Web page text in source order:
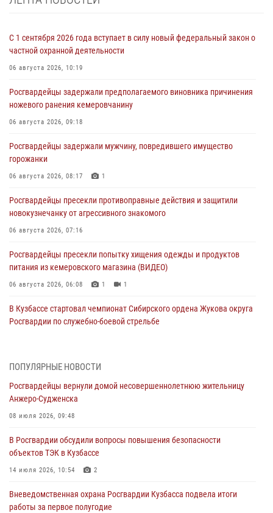
С 1 сентября 2026 года вступает в силу новый федеральный закон о
частной охранной деятельности
06 августа 2026, 10:19
Росгвардейцы задержали предполагаемого виновника причинения
ножевого ранения кемеровчанину
06 августа 2026, 09:18
Росгвардейцы задержали мужчину, повредившего имущество
горожанки
06 августа 2026, 08:17 1
Росгвардейцы пресекли противоправные действия и защитили
новокузнечанку от агрессивного знакомого
06 августа 2026, 07:16
Росгвардейцы пресекли попытку хищения одежды и продуктов
питания из кемеровского магазина (ВИДЕО)
06 августа 2026, 06:08 1 1
В Кузбассе стартовал чемпионат Сибирского ордена Жукова округа
Росгвардии по служебно-боевой стрельбе
Росгвардейцы задержали в Кемерове дебошира, устроившего
05 августа 2026, 09:30
Росгвардейцы задержали участника драки, причинившего побои
05 августа 2026, 08:50
Росгвардейцы пресекли нарушение общественного порядка на
ПОПУЛЯРНЫЕ НОВОСТИ
Росгвардейцы вернули домой несовершеннолетнюю жительницу
Анжеро-Судженска
08 июля 2026, 09:48
В Росгвардии обсудили вопросы повышения безопасности
объектов ТЭК в Кузбассе
14 июля 2026, 10:54 2
Вневедомственная охрана Росгвардии Кузбасса подвела итоги
работы за первое полугодие